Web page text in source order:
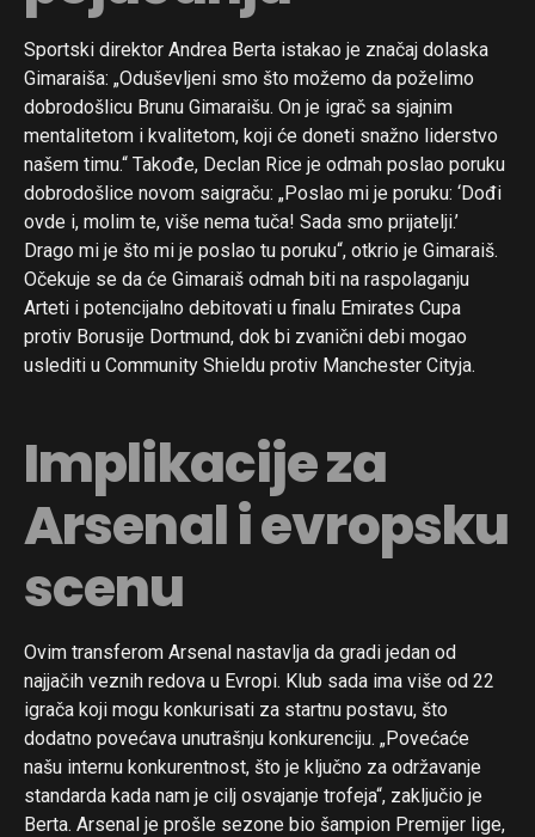
Sportski direktor Andrea Berta istakao je značaj dolaska
Gimaraiša: „Oduševljeni smo što možemo da poželimo
dobrodošlicu Brunu Gimaraišu. On je igrač sa sjajnim
mentalitetom i kvalitetom, koji će doneti snažno liderstvo
našem timu.“ Takođe, Declan Rice je odmah poslao poruku
dobrodošlice novom saigraču: „Poslao mi je poruku: ‘Dođi
ovde i, molim te, više nema tuča! Sada smo prijatelji.’
Drago mi je što mi je poslao tu poruku“, otkrio je Gimaraiš.
Očekuje se da će Gimaraiš odmah biti na raspolaganju
Arteti i potencijalno debitovati u finalu Emirates Cupa
protiv Borusije Dortmund, dok bi zvanični debi mogao
uslediti u Community Shieldu protiv Manchester Cityja.
Implikacije za
Arsenal i evropsku
scenu
Ovim transferom Arsenal nastavlja da gradi jedan od
najjačih veznih redova u Evropi. Klub sada ima više od 22
igrača koji mogu konkurisati za startnu postavu, što
dodatno povećava unutrašnju konkurenciju. „Povećaće
našu internu konkurentnost, što je ključno za održavanje
standarda kada nam je cilj osvajanje trofeja“, zaključio je
Berta. Arsenal je prošle sezone bio šampion Premijer lige,